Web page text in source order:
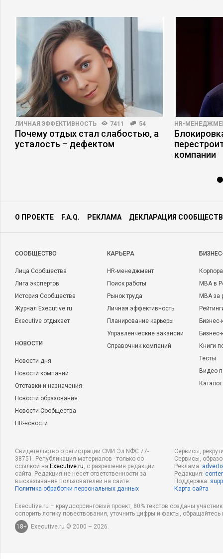
ЛИЧНАЯ ЭФФЕКТИВНОСТЬ 7411 54
Почему отдых стал слабостью, а
усталость – дефектом
HR-
компании
О ПРОЕКТЕ F.A.Q. РЕКЛАМА ДЕКЛАРАЦИЯ
CООБЩЕСТВО
Лица Сообщества
Лига экспертов
История Сообщества
Журнал Executive.ru
Executive отдыхает
НОВОСТИ
Новости дня
Новости компаний
Отставки и назначения
Новости образования
Новости Сообщества
HR-новости
КАРЬЕРА
HR-менеджмент
Поиск работы
Рынок труда
Личная эффективность
Планирование карьеры
Управленческие вакансии
Справочник компаний
MBA в
MBA
Бизнес-
Книги
Тесты
Видео
Свидетельство о регистрации СМИ Эл NФС 77-
38751. Републикация материалов - только со
ссылкой на Executive.ru, с разрешения редакции
сайта. Редакция не несет ответственности за
высказывания пользователей на сайте.
Политика обработки персональных данных
Сервисы,
Сервисы,
Реклама:
Редакция:
Поддержка:
Карта сайта
Executive.ru – краудсорсинговый проект, 80% текстов созданы
оспорить логику повествования, уточнить цифры и факты,
18+
Executive.ru © 2000 – 2026.